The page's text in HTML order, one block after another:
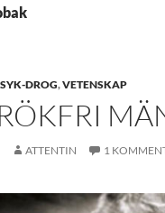
DROG,VETENSKAP
ATTENTIN 1